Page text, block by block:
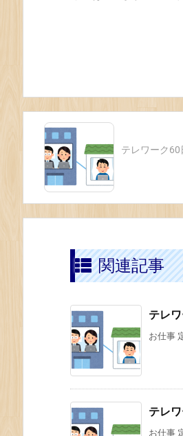
テレワーク
関連記事
テレ
お仕事
テレ
お仕事